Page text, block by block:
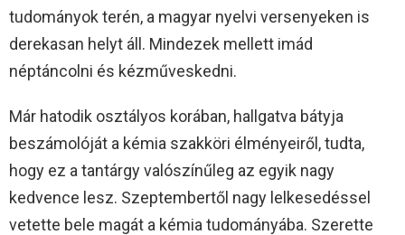
tudományok terén, a magyar nyelvi versenyeken is
derekasan helyt áll. Mindezek mellett imád
néptáncolni és kézműveskedni.
Már hatodik osztályos korában, hallgatva bátyja
beszámolóját a kémia szakköri élményeiről, tudta,
hogy ez a tantárgy valószínűleg az egyik nagy
kedvence lesz. Szeptembertől nagy lelkesedéssel
vetette bele magát a kémia tudományába. Szerette